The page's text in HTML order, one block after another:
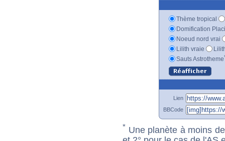
Thème tropical
Domification
Noeud nord vrai
Lilith vraie
Sauts Astrotheme
Lien
BBCode
* Une planète à moins